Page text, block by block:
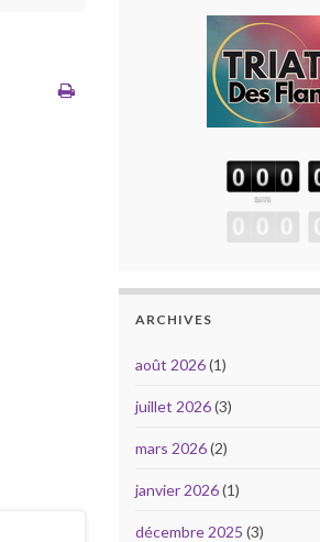
ARCHIVES
août 2026(1)
juillet 2026(3)
mars 2026(2)
janvier 2026(1)
décembre 2025 (3)